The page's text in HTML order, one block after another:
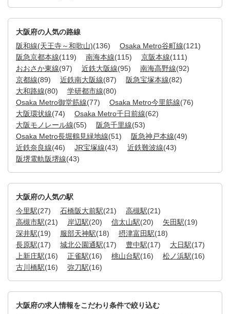
大阪府の人気の路線
阪和線(天王寺～和歌山)(136) Osaka Metro谷町線(121)
阪急京都本線(119) 南海本線(115) 京阪本線(111)
おおさか東線(97) 近鉄大阪線(95) 南海高野線(92)
京都線(89) 近鉄南大阪線(87) 阪急宝塚本線(82)
大和路線(80) 学研都市線(80)
Osaka Metro御堂筋線(77) Osaka Metro今里筋線(76)
大阪環状線(74) Osaka Metro千日前線(62)
大阪モノレール線(55) 阪急千里線(53)
Osaka Metro長堀鶴見緑地線(51) 阪急神戸本線(49)
近鉄奈良線(46) JR宝塚線(43) 近鉄難波線(43)
阪堺電軌阪堺線(43)
大阪府の人気の駅
今里駅(27) 石橋阪大前駅(21) 高槻駅(21)
高槻市駅(21) 岸辺駅(20) 信太山駅(20) 矢田駅(19)
深井駅(19) 服部天神駅(18) 摂津富田駅(18)
長原駅(17) 城北公園通駅(17) 豊中駅(17) 大日駅(17)
上新庄駅(16) 正雀駅(16) 桃山台駅(16) 松ノ浜駅(16)
古川橋駅(16) 弥刀駅(16)
大阪府の求人情報をこだわり条件で絞り込む